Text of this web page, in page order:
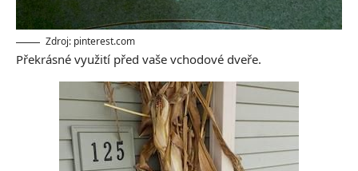
Zdroj: pinterest.com
Překrásné využití před vaše vchodové dveře.